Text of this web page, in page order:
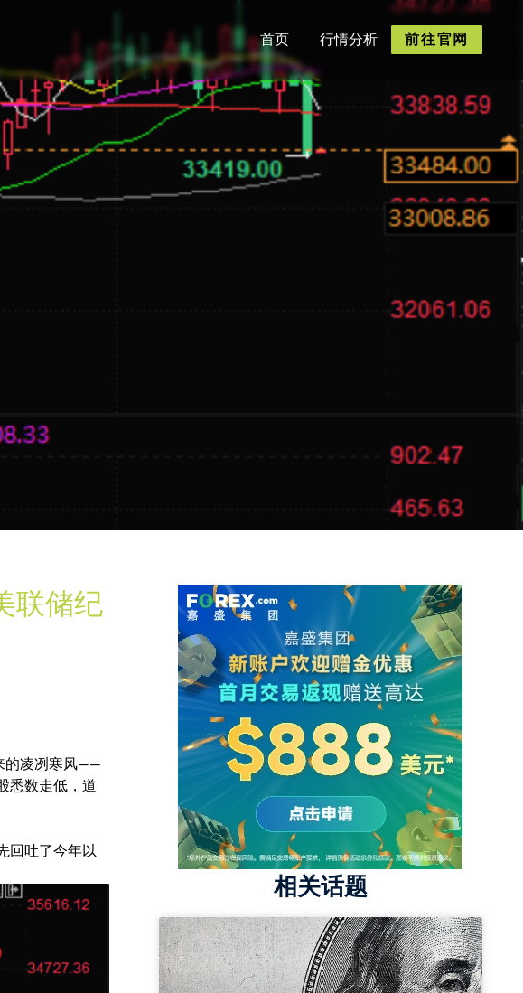
首页 行情分析 前往官网
联储纪
的凌冽寒风——
悉数走低，道
回吐了今年以
相关话题